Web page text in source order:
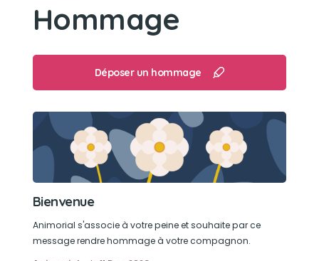
Hommage
Déposer un hommage
Bienvenue
Animorial s'associe à votre peine et souhaite par ce
message rendre hommage à votre compagnon.